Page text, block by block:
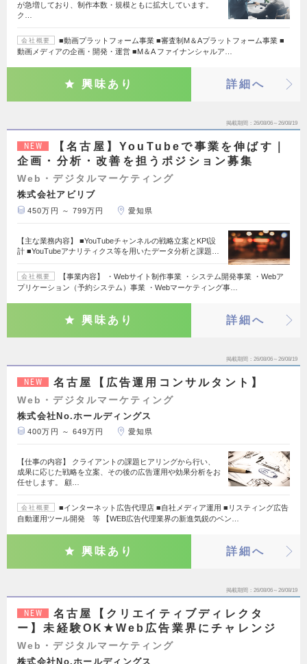
が急増しており、制作本数・規模ともに拡大しています。
ク…
会社概要
■動画プラットフォーム事業 ■審査制M＆Aプラットフォーム事業 ■
動画メディアの企画・開発・運営 ■M＆A ファイナンシャルア…
興味あり 詳細へ
掲載期間 26/08/06～26/08/19
NEW
【名古屋】YouTubeで事業を伸ばす｜
企画・分析・改善を担うポジション募集
Web・デジタルマーケティング
株式会社アビリブ
450万円 ～ 799万円 愛知県
【主な業務内容】 ■YouTubeチャンネルの戦略立案とKPI設
計 ■YouTubeアナリティクス等を用いたデータ分析と課題…
会社概要
【事業内容】 ・Webサイト制作事業 ・システム開発事業 ・Webア
プリケーション（予約システム）事業 ・Webマーケティング事…
興味あり 詳細へ
掲載期間 26/08/06～26/08/19
NEW 名古屋【広告運用コンサルタント】
Web・デジタルマーケティング
株式会社No.ホールディングス
400万円 ～ 649万円 愛知県
【仕事の内容】 クライアントの課題ヒアリングから行い、
成果に応じた戦略を立案、その後の広告運用や効果分析をお
任せします。 顧…
会社概要
■インターネット広告代理店 ■自社メディア運用 ■リスティング広告
自動運用ツール開発 等 【WEB広告代理業界の新進気鋭のベン…
興味あり 詳細へ
掲載期間 26/08/06～26/08/19
NEW
名古屋【クリエイティブディレクタ
ー】未経験OK★Web広告業界にチャレンジ
Web・デジタルマーケティング
株式会社No.ホールディングス